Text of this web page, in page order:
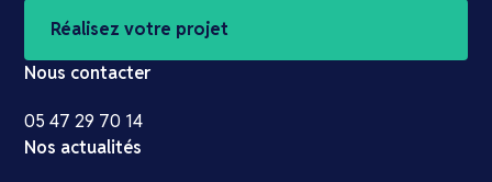
Réalisez votre projet
Nous contacter
05 47 29 70 14
Nos actualités